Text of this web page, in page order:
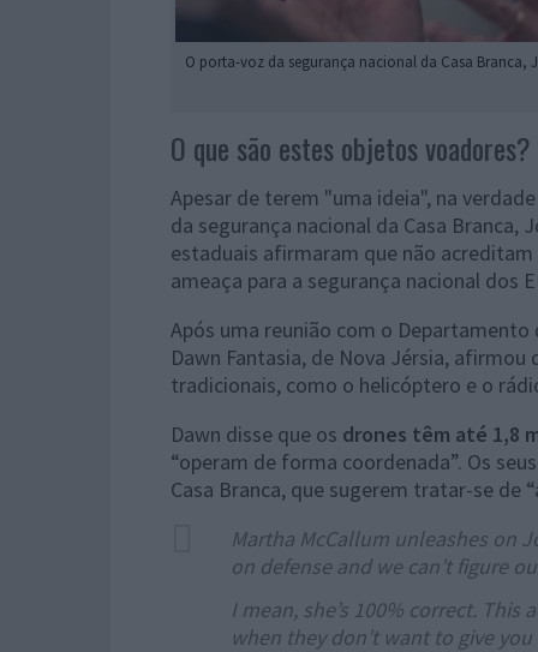
O porta-voz da segurança nacional da Casa Branca,
O que são estes objetos voadores?
Apesar de terem "uma ideia", na
da segurança nacional da Casa
estaduais afirmaram que não
ameaça para a segurança nacional dos
Após uma reunião com o
Dawn Fantasia, de Nova Jérsia,
tradicionais, como o helicóptero e o
Dawn disse que os drones têm até 1,8
“operam de forma coordenada”. Os
Casa Branca, que sugerem tratar-se de
Martha McCallum unleashes on
on defense and we can’t figure
I mean, she’s 100% correct.
when they don’t want to give